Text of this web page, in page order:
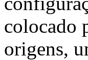
colocado
origens,